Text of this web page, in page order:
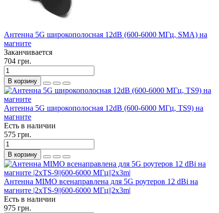
Антенна 5G широкополосная 12dB (600-6000 МГц, SMA) на
магните
Заканчивается
704 грн.
В корзину
Антенна 5G широкополосная 12dB (600-6000 МГц, TS9) на
магните
Есть в наличии
575 грн.
В корзину
Антенна MIMO всенаправлена для 5G роутеров 12 dBi на
магните |2xTS-9||600-6000 МГц||2x3m|
Есть в наличии
975 грн.